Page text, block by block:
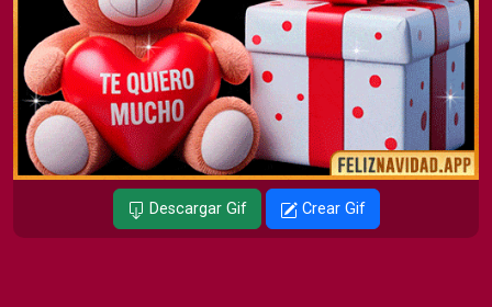
Descargar Gif Crear Gif